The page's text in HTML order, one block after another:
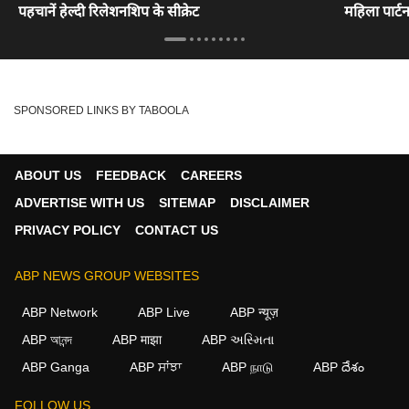
पहचानें हेल्दी रिलेशनशिप के सीक्रेट
महिला
SPONSORED LINKS BY TABOOLA
ABOUT US FEEDBACK
CAREERS
ADVERTISE WITH US
SITEMAP
DISCLAIMER
PRIVACY POLICY
CONTACT US
ABP NEWS GROUP WEBSITES
ABP Network ABP Live
ABP न्यूज़
ABP আনন্দ
ABP माझा
ABP અસ્મિતા
ABP Ganga
ABP ਸਾਂਝਾ ABP நாடு ABP దేశం
FOLLOW US